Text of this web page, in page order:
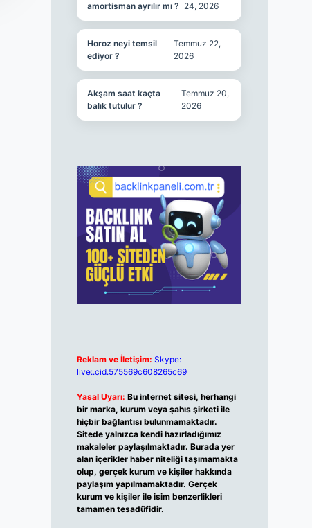
amortisman ayrılır mı ? 24, 2026
Horoz neyi temsil
ediyor ?
Temmuz 22,
2026
Akşam saat kaçta
balık tutulur ?
Temmuz 20,
2026
Reklam ve İletişim: Skype:
live:.cid.575569c608265c69
Yasal Uyarı: Bu internet sitesi, herhangi
bir marka, kurum veya şahıs şirketi ile
hiçbir bağlantısı bulunmamaktadır.
Sitede yalnızca kendi hazırladığımız
makaleler paylaşılmaktadır. Burada yer
alan içerikler haber niteliği taşımamakta
olup, gerçek kurum ve kişiler hakkında
paylaşım yapılmamaktadır. Gerçek
kurum ve kişiler ile isim benzerlikleri
tamamen tesadüfidir.